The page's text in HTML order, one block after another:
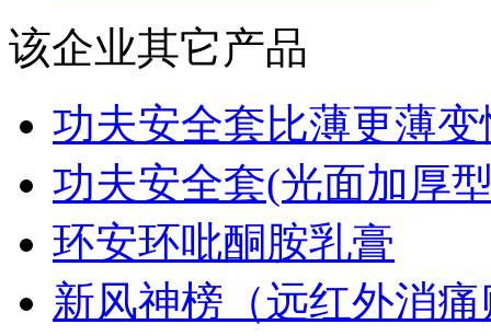
该企业其它产品
功夫安全套比薄更薄变
功夫安全套(光面加厚
环安环吡酮胺乳膏
新风神榜（远红外消痛